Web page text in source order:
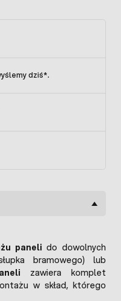
dziś*.
paneli do dowolnych
bramowego) lub
zawiera komplet
w skład, którego